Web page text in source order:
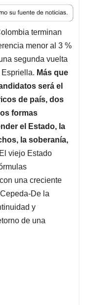
terminan
menor al 3 %
segunda vuelta
Más que
será el
de país, dos
formas
el Estado, la
la soberanía,
El viejo Estado
una creciente
De la
y
de una